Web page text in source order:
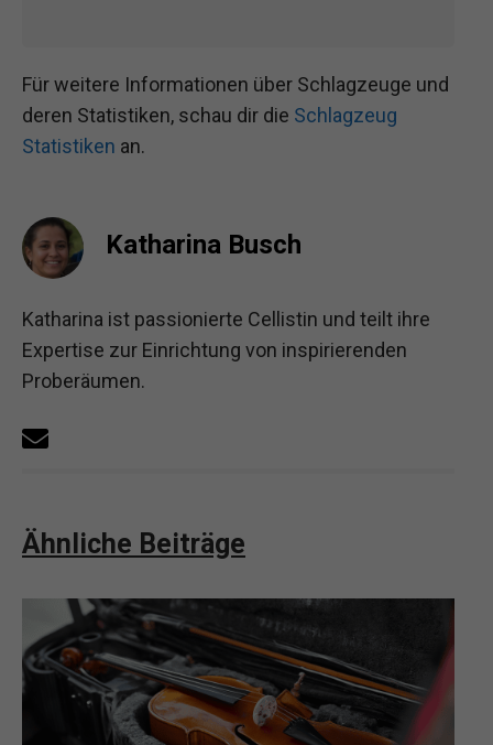
Für weitere Informationen über Schlagzeuge und
deren Statistiken, schau dir die Schlagzeug
Statistiken an.
Katharina Busch
Katharina ist passionierte Cellistin und teilt ihre
Expertise zur Einrichtung von inspirierenden
Proberäumen.
Ähnliche Beiträge